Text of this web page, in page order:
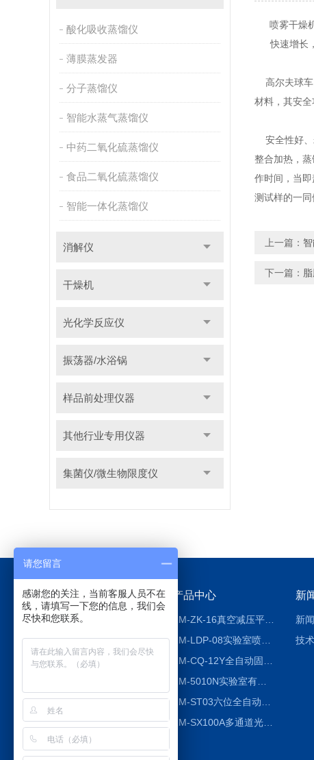
酸化吸收蒸馏仪
薄膜蒸发器
分子蒸馏仪
智能水蒸气蒸馏仪
中药二氧化硫蒸馏仪
食品二氧化硫蒸馏仪
智能一体化蒸馏仪
消解仪
干燥机
光化学反应仪
振荡器/水浴锅
样品前处理仪器
其他行业专用仪器
集菌仪/微生物限度仪
喷雾干燥
快速增长
高尔夫球车
材料，其安
安全性好、
整合加热，
作时间，当
测试样的一
上一篇：
下一篇：
关于我们
公司简介
荣誉资质
产品中心
ZM-ZK-16真空减压平行浓缩仪
ZM-LDP-08实验室喷雾冷冻干燥机
ZM-5010N实验室有机溶剂喷雾干燥机
ZM-SX100A多通道光催化反应仪
新
新
技
请您留言
感谢您的关注，当前客服人员不在
线，请填写一下您的信息，我们会
尽快和您联系。